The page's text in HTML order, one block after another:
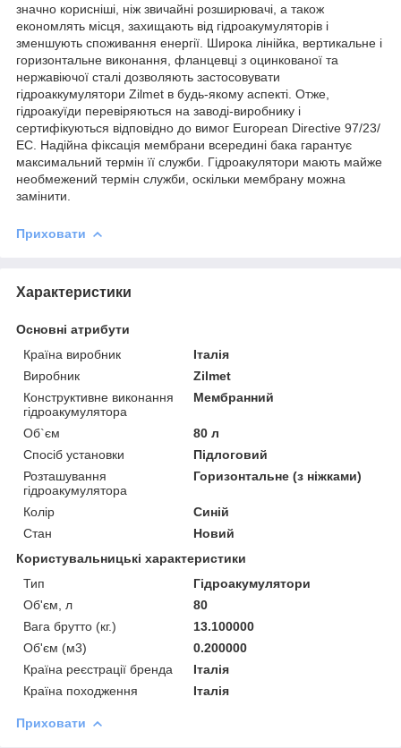
значно корисніші, ніж звичайні розширювачі, а також
економлять місця, захищають від гідроакумуляторів і
зменшують споживання енергії. Широка лінійка, вертикальне і
горизонтальне виконання, фланцевці з оцинкованої та
нержавіючої сталі дозволяють застосовувати
гідроаккумулятори Zilmet в будь-якому аспекті. Отже,
гідроакуїди перевіряються на заводі-виробнику і
сертифікуються відповідно до вимог European Directive 97/23/
EC. Надійна фіксація мембрани всередині бака гарантує
максимальний термін її служби. Гідроакулятори мають майже
необмежений термін служби, оскільки мембрану можна
замінити.
Приховати
Характеристики
Основні атрибути
Країна виробник
Італія
Виробник
Zilmet
Конструктивне виконання
гідроакумулятора
Мембранний
Об`єм
80 л
Спосіб установки
Підлоговий
Розташування
гідроакумулятора
Горизонтальне (з ніжками)
Колір
Синій
Стан
Новий
Користувальницькі характеристики
Тип
Гідроакумулятори
Об'єм, л
80
Вага брутто (кг.)
13.100000
Об'єм (м3)
0.200000
Країна реєстрації бренда
Італія
Країна походження
Італія
Приховати